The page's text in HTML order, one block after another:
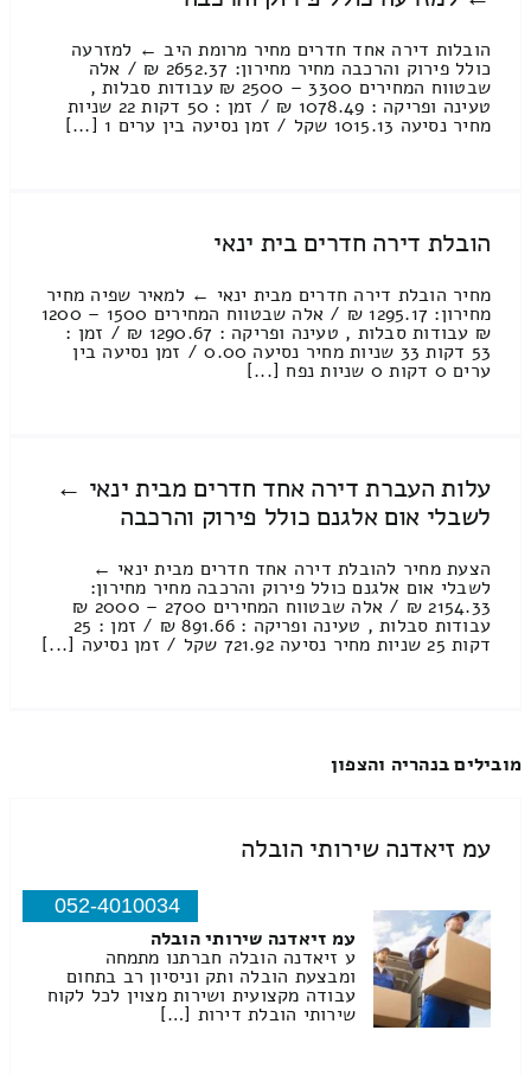
הובלות דירה אחד חדרים מחיר מרומת היב ← למזרעה
כולל פירוק והרכבה מחיר מחירון: 2652.37 ₪ / אלה
שבטווח המחירים 3300 – 2500 ₪ עבודות סבלות ,
טעינה ופריקה : 1078.49 ₪ / זמן : 50 דקות 22 שניות
מחיר נסיעה 1015.13 שקל / זמן נסיעה בין ערים 1 [...]
הובלת דירה חדרים בית ינאי
מחיר הובלת דירה חדרים מבית ינאי ← למאיר שפיה מחיר
מחירון: 1295.17 ₪ / אלה שבטווח המחירים 1500 – 1200
₪ עבודות סבלות , טעינה ופריקה : 1290.67 ₪ / זמן :
53 דקות 33 שניות מחיר נסיעה 0.00 / זמן נסיעה בין
ערים 0 דקות 0 שניות נפח [...]
עלות העברת דירה אחד חדרים מבית ינאי ←
לשבלי אום אלגנם כולל פירוק והרכבה
הצעת מחיר להובלת דירה אחד חדרים מבית ינאי ←
לשבלי אום אלגנם כולל פירוק והרכבה מחיר מחירון:
2154.33 ₪ / אלה שבטווח המחירים 2700 – 2000 ₪
עבודות סבלות , טעינה ופריקה : 891.66 ₪ / זמן : 25
דקות 25 שניות מחיר נסיעה 721.92 שקל / זמן נסיעה [...]
מובילים בנהריה והצפון
עמ זיאדנה שירותי הובלה
052-4010034
עמ זיאדנה שירותי הובלה
ע זיאדנה הובלה חברתנו מתמחה
ומבצעת הובלה ותק וניסיון רב בתחום
עבודה מקצועית ושירות מצוין לכל לקוח
שירותי הובלת דירות […]